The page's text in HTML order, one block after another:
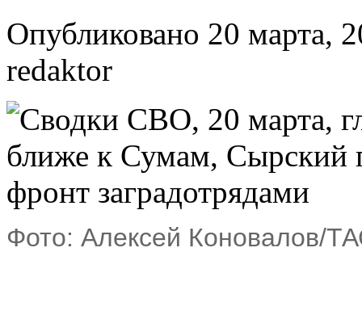
Опубликовано 20 марта,
redaktor
Фото: Алексей Коновалов/